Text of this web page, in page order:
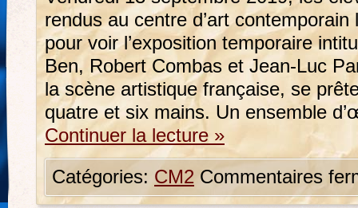
rendus au centre d’art
pour voir l’exposition temporaire
Ben, Robert Combas et Jean-Luc
la scène artistique française, se
quatre et six mains. Un ensemble
Continuer la lecture »
Catégories: CM2 Commentaires